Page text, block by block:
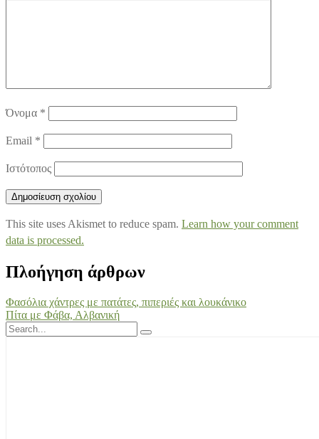
Όνομα *
Email *
Ιστότοπος
This site uses Akismet to reduce spam. Learn how your comment
data is processed.
Πλοήγηση άρθρων
Φασόλια χάντρες με πατάτες, πιπεριές και λουκάνικο
Πίτα με Φάβα, Αλβανική